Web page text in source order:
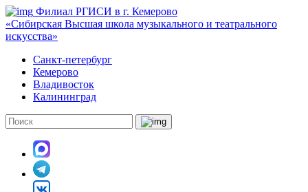
Филиал РГИСИ в г. Кемерово
«Сибирская Высшая школа музыкального и театрального
искусства»
Санкт-петербург
Кемерово
Владивосток
Калининград